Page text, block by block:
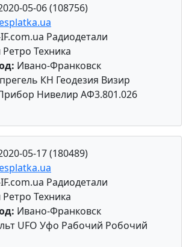
05-06 (108756)
Радиодетали
Техника
Ивано-Франковск
КН Геодезия Визир
Нивелир АФ3.801.026
05-17 (180489)
Радиодетали
Техника
Ивано-Франковск
UFO Уфо Рабочий Робочий